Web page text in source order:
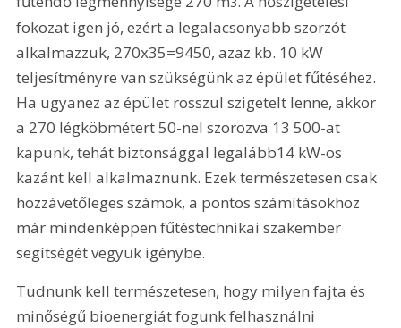
fokozat igen jó, ezért a legalacsonyabb szorzót
alkalmazzuk, 270x35=9450, azaz kb. 10 kW
teljesítményre van szükségünk az épület fűtéséhez.
Ha ugyanez az épület rosszul szigetelt lenne, akkor
a 270 légköbmétert 50-nel szorozva 13 500-at
kapunk, tehát biztonsággal legalább14 kW-os
kazánt kell alkalmaznunk. Ezek természetesen csak
hozzávetőleges számok, a pontos számításokhoz
már mindenképpen fűtéstechnikai szakember
segítségét vegyük igénybe.
Tudnunk kell természetesen, hogy milyen fajta és
minőségű bioenergiát fogunk felhasználni